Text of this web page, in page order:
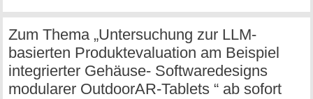
Zum Thema „Untersuchung zur LLM-
basierten Produktevaluation am Beispiel
integrierter Gehäuse- Softwaredesigns
modularer OutdoorAR-Tablets “ ab sofort